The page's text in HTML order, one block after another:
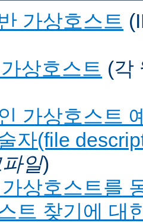
가상호스트
상호스트 (각
가상호스트
자(file
일)
상호스트를
트 찾기에 대